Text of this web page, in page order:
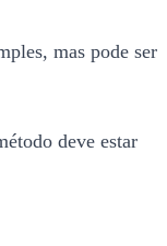
mas pode ser
deve estar